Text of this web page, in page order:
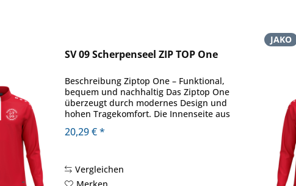
SV 09 Scherpenseel ZIP TOP One
Beschreibung Ziptop One – Funktional,
bequem und nachhaltig Das Ziptop One
überzeugt durch modernes Design und
hohen Tragekomfort. Die Innenseite aus
weiches Gefühl auf der Haut und hält
20,29 € *
Vergleichen
JAKO